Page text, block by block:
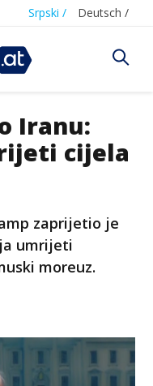
Srpski / Deutsch /
Iranu:
cijela
zaprijetio je
umrijeti
moreuz.